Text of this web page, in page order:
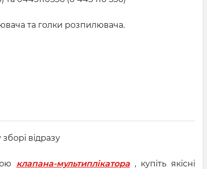
та голки розпилювача.
відразу
клапана-мультиплікатора, купіть якісні